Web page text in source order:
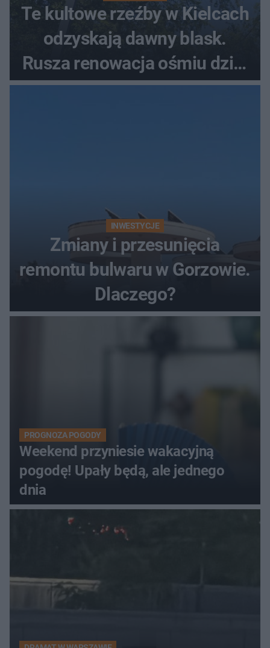
Te kultowe rzeźby w Kielcach
odzyskają dawny blask.
Rusza renowacja ośmiu dzieł
z lat 70.
INWESTYCJE
Zmiany i przesunięcia
remontu bulwaru w Gorzowie.
Dlaczego?
PROGNOZA POGODY
Weekend przyniesie wakacyjną
pogodę! Upały będą, ale jednego
dnia